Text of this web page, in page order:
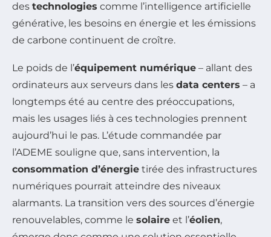
des technologies comme l’intelligence artificielle
générative, les besoins en énergie et les émissions
de carbone continuent de croître.
Le poids de l’équipement numérique – allant des
ordinateurs aux serveurs dans les data centers – a
longtemps été au centre des préoccupations,
mais les usages liés à ces technologies prennent
aujourd’hui le pas. L’étude commandée par
l’ADEME souligne que, sans intervention, la
consommation d’énergie tirée des infrastructures
numériques pourrait atteindre des niveaux
alarmants. La transition vers des sources d’énergie
renouvelables, comme le solaire et l’éolien,